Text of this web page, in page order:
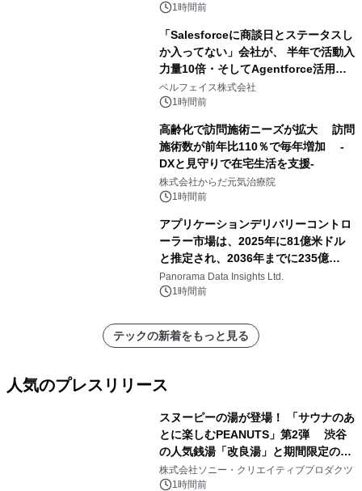
載モデルを販売開始
1時間前
「Salesforceに商談日とステータスし
か入ってない」会社が、 半年で活動入
力量10倍・そしてAgentforce活用へ
── 敷島住宅×bellSalesAI事例公開
ベルフェイス株式会社
1時間前
高齢化で訪問施術ニーズが拡大 訪問
施術数が前年比110％で毎年増加 -
DXと見守りで在宅生活を支援-
株式会社からだ元気治療院
1時間前
アプリケーションデリバリーコントロ
ーラー市場は、2025年に81億米ドル
と推定され、2036年までに235億
8,000万米ドルに達すると予測されて
おり、予測期間（2026年～2036年）
Panorama Data Insights Ltd.
1時間前
テックの新着をもっと見る
人気のプレスリリース
スヌーピーの湯が登場！ 「サウナのあ
とに楽しむPEANUTS」第2弾 渋谷
の人気銭湯「改良湯」と期間限定のコ
ラボレーション サウナイキタイコラ
ボグッズも発売決定！
株式会社ソニー・クリエイティブプロダクツ
1時間前